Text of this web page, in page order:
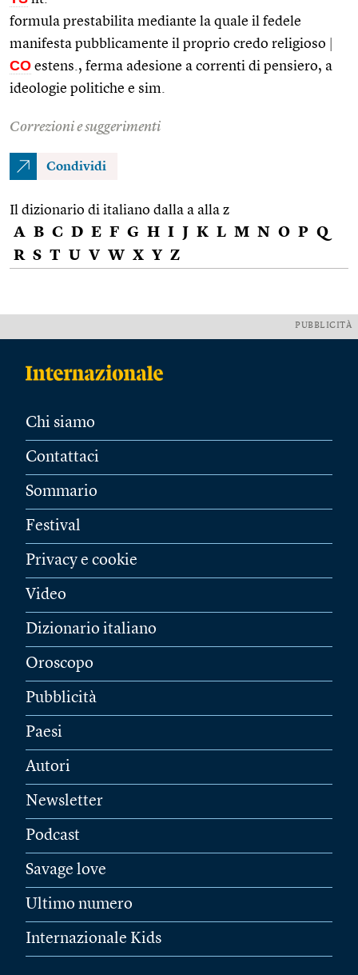
formula prestabilita mediante la quale il fedele
manifesta pubblicamente il proprio credo religioso
CO estens. , ferma adesione a correnti di pensiero, a
ideologie politiche e sim.
Correzioni e suggerimenti
Condividi
Il dizionario di italiano dalla a alla z
A B C D E F G H I J K L M N O P Q
R S T U V W X Y Z
PUBBLICITÀ
Chi siamo
Contattaci
Sommario
Festival
Privacy e cookie
Video
Dizionario italiano
Oroscopo
Pubblicità
Paesi
Autori
Newsletter
Podcast
Savage love
Ultimo numero
Internazionale Kids